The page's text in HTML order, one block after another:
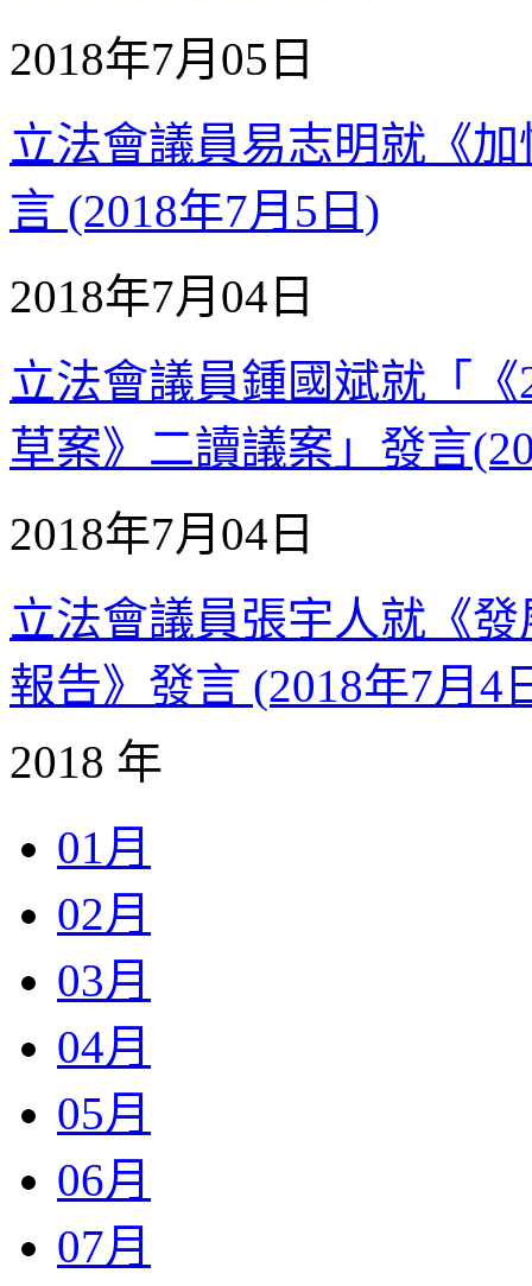
2018年7月05日
立法會議員易志明就《
言 (2018年7月5日)
2018年7月04日
立法會議員鍾國斌就「
草案》二讀議案」發言
2018年7月04日
立法會議員張宇人就《
報告》發言 (2018年7月4
2018 年
01月
02月
03月
04月
05月
06月
07月